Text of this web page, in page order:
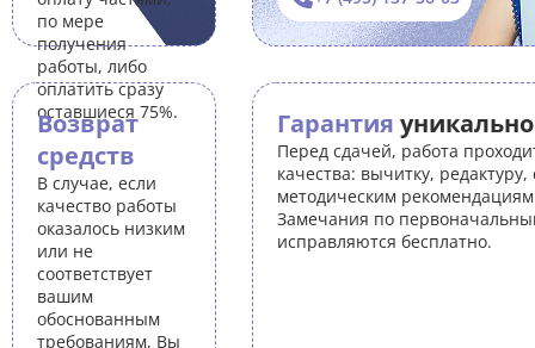
по мере
получения
работы, либо
оплатить сразу
оставшиеся 75%.
Возврат
средств
В случае, если
качество работы
оказалось низким
или не
соответствует
вашим
обоснованным
требованиям, Вы
Гарантия
Перед сдачей, работа
качества: вычитку, редактуру,
методическим
Замечания по
исправляются бесплатно.